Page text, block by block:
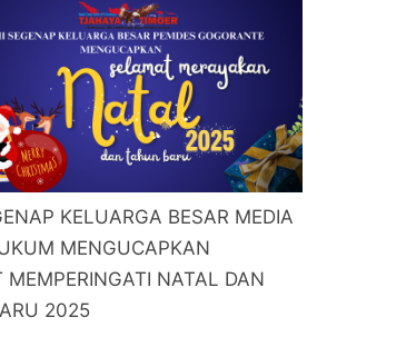
KELUARGA BESAR MEDIA
MENGUCAPKAN
MEMPERINGATI NATAL DAN
2025